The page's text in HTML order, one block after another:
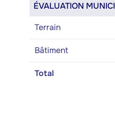
ÉVALUATION
Terrain
Bâtiment
Total